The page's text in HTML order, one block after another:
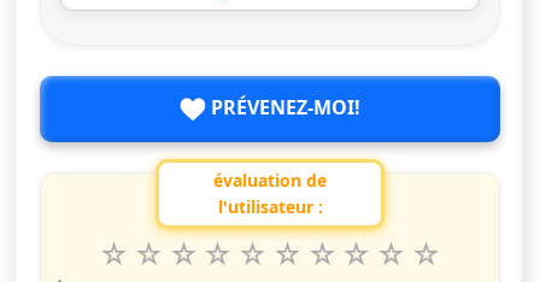
PRÉVENEZ-MOI!
évaluation de
l'utilisateur :
questo spettacolo da 1 a 10 étoiles
10
9
8
7
6
5
4
3
2